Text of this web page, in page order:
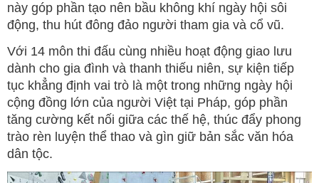
này góp phần tạo nên bầu không khí ngày hội sôi
động, thu hút đông đảo người tham gia và cổ vũ.
Với 14 môn thi đấu cùng nhiều hoạt động giao lưu
dành cho gia đình và thanh thiếu niên, sự kiện tiếp
tục khẳng định vai trò là một trong những ngày hội
cộng đồng lớn của người Việt tại Pháp, góp phần
tăng cường kết nối giữa các thế hệ, thúc đẩy phong
trào rèn luyện thể thao và gìn giữ bản sắc văn hóa
dân tộc.